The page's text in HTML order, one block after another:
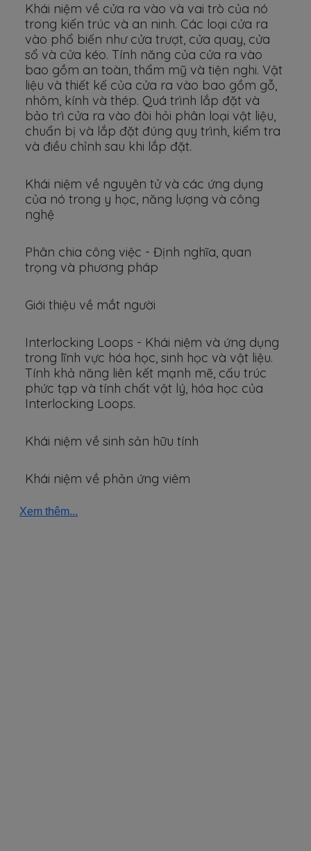
Khái niệm về cửa ra vào và vai trò của nó
trong kiến trúc và an ninh. Các loại cửa ra
vào phổ biến như cửa trượt, cửa quay, cửa
sổ và cửa kéo. Tính năng của cửa ra vào
bao gồm an toàn, thẩm mỹ và tiện nghi. Vật
liệu và thiết kế của cửa ra vào bao gồm gỗ,
nhôm, kính và thép. Quá trình lắp đặt và
bảo trì cửa ra vào đòi hỏi phân loại vật liệu,
chuẩn bị và lắp đặt đúng quy trình, kiểm tra
và điều chỉnh sau khi lắp đặt.
Khái niệm về nguyên tử và các ứng dụng
của nó trong y học, năng lượng và công
nghệ
Phân chia công việc - Định nghĩa, quan
trọng và phương pháp
Giới thiệu về mắt người
Interlocking Loops - Khái niệm và ứng dụng
trong lĩnh vực hóa học, sinh học và vật liệu.
Tính khả năng liên kết mạnh mẽ, cấu trúc
phức tạp và tính chất vật lý, hóa học của
Interlocking Loops.
Khái niệm về sinh sản hữu tính
Khái niệm về phản ứng viêm
Xem thêm...